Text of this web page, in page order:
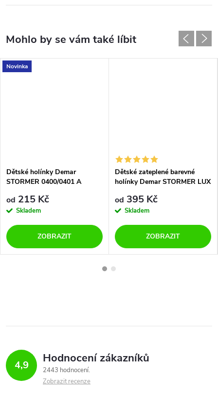
Novinka
Dětské holínky Demar
STORMER 0400/0401 A
od 215 Kč
Skladem
ZOBRAZIT
Dětské zateplené barevné
holínky Demar STORMER LUX
od 395 Kč
Skladem
ZOBRAZIT
4,9 Hodnocení zákazníků
2443 hodnocení
Zobrazit recenze